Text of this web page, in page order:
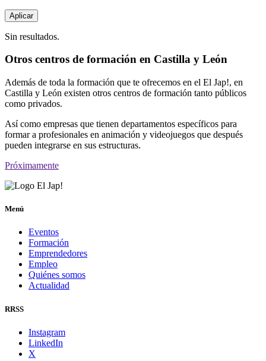
Sin resultados.
Otros centros de formación en Castilla y León
Además de toda la formación que te ofrecemos en el El Jap!, en
Castilla y León existen otros centros de formación tanto públicos
como privados.
Así como empresas que tienen departamentos específicos para
formar a profesionales en animación y videojuegos que después
pueden integrarse en sus estructuras.
Próximamente
Menú
Eventos
Formación
Emprendedores
Empleo
Quiénes somos
Actualidad
RRSS
Instagram
LinkedIn
X